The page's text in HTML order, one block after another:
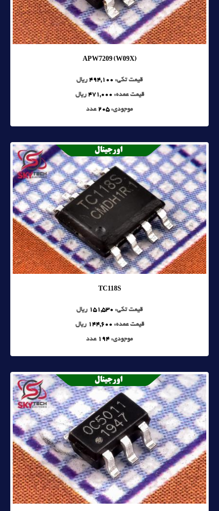
APW7209 (W09X)
قیمت تکی: 494,100 ریال
قیمت عمده: 471,000 ریال
موجودی:205 عدد
TC118S
قیمت تکی: 151,530 ریال
قیمت عمده: 144,600 ریال
موجودی: 194 عدد